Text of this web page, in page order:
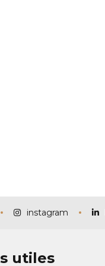
instagram
utiles